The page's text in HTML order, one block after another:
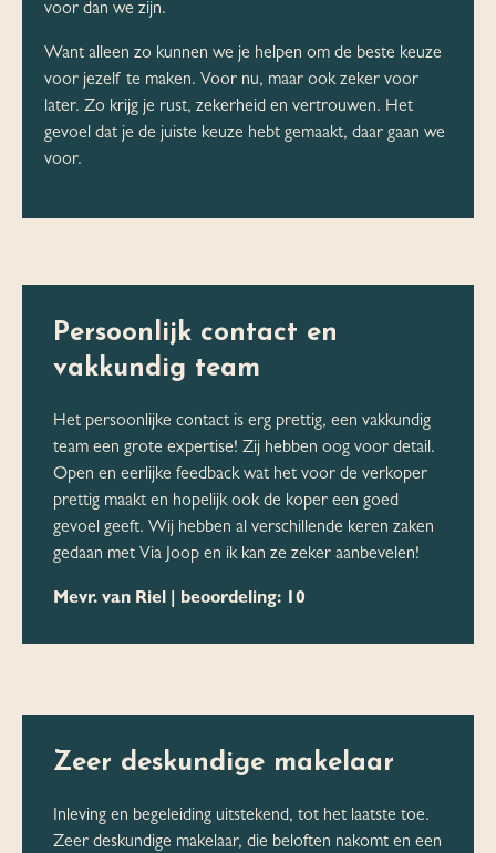
voor dan we zijn.
Want alleen zo kunnen we je helpen om de beste keuze
voor jezelf te maken. Voor nu, maar ook zeker voor
later. Zo krijg je rust, zekerheid en vertrouwen. Het
gevoel dat je de juiste keuze hebt gemaakt, daar gaan we
voor.
Persoonlijk contact en
vakkundig team
Het persoonlijke contact is erg prettig, een vakkundig
team een grote expertise! Zij hebben oog voor detail.
Open en eerlijke feedback wat het voor de verkoper
prettig maakt en hopelijk ook de koper een goed
gevoel geeft. Wij hebben al verschillende keren zaken
gedaan met Via Joop en ik kan ze zeker aanbevelen!
Mevr. van Riel | beoordeling: 10
Zeer deskundige makelaar
Inleving en begeleiding uitstekend, tot het laatste toe.
Zeer deskundige makelaar, die beloften nakomt en een